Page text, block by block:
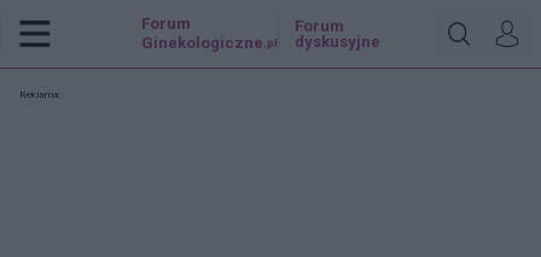
Forum
Ginekologiczne .pl
Forum
dyskusyjne
Reklama: